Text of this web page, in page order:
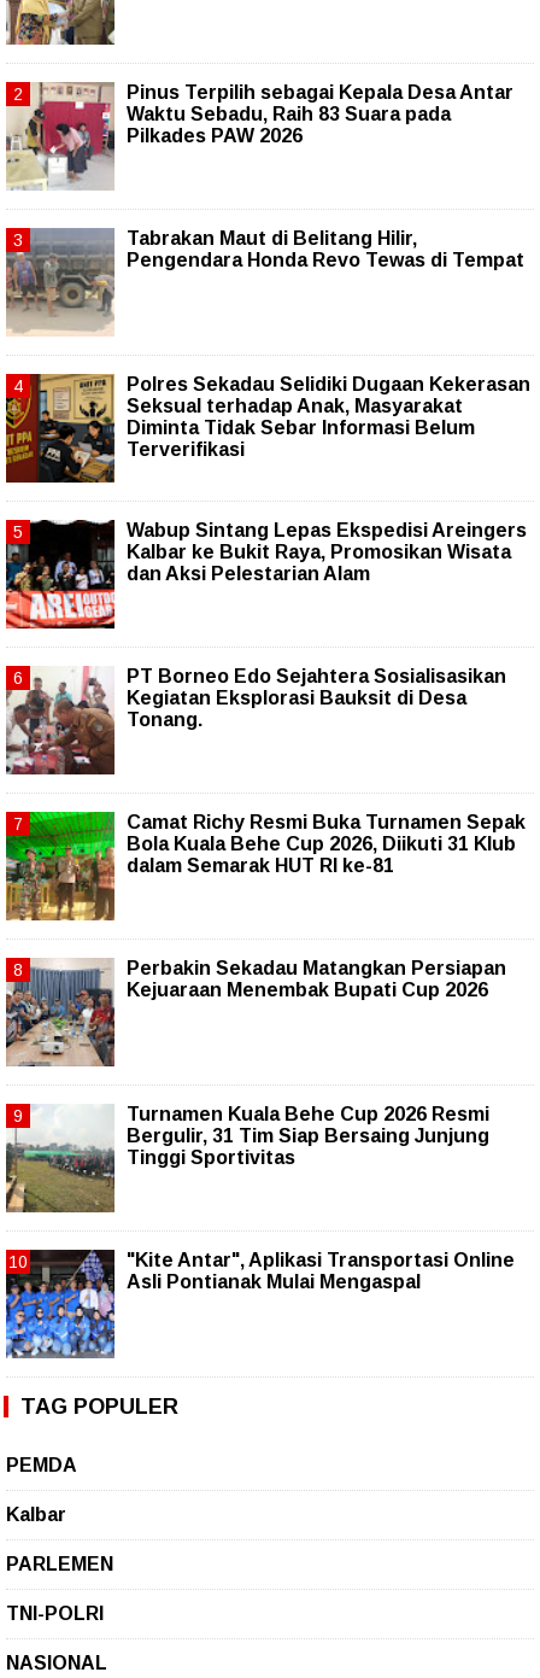
Pinus Terpilih sebagai Kepala Desa Antar
Waktu Sebadu, Raih 83 Suara pada
Pilkades PAW 2026
Tabrakan Maut di Belitang Hilir,
Pengendara Honda Revo Tewas di Tempat
Polres Sekadau Selidiki Dugaan Kekerasan
Seksual terhadap Anak, Masyarakat
Diminta Tidak Sebar Informasi Belum
Terverifikasi
Wabup Sintang Lepas Ekspedisi Areingers
Kalbar ke Bukit Raya, Promosikan Wisata
dan Aksi Pelestarian Alam
PT Borneo Edo Sejahtera Sosialisasikan
Kegiatan Eksplorasi Bauksit di Desa
Tonang.
Camat Richy Resmi Buka Turnamen Sepak
Bola Kuala Behe Cup 2026, Diikuti 31 Klub
dalam Semarak HUT RI ke-81
Perbakin Sekadau Matangkan Persiapan
Kejuaraan Menembak Bupati Cup 2026
Turnamen Kuala Behe Cup 2026 Resmi
Bergulir, 31 Tim Siap Bersaing Junjung
Tinggi Sportivitas
"Kite Antar", Aplikasi Transportasi Online
Asli Pontianak Mulai Mengaspal
TAG POPULER
PEMDA
Kalbar
PARLEMEN
TNI-POLRI
NASIONAL